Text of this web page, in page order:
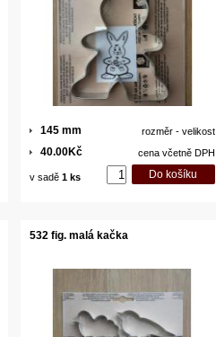
rozměr - velikost
145 mm
cena včetně DPH
40.00Kč
v sadě 1 ks
532 fig. malá kačka